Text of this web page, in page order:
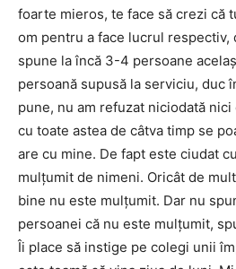
foarte mieros, te face să crezi că
om pentru a face lucrul respectiv,
spune la încă 3-4 persoane
persoană supusă la serviciu, duc
pune, nu am refuzat niciodată
cu toate astea de câtva timp se
are cu mine. De fapt este ciudat
mulţumit de nimeni. Oricât de
bine nu este mulţumit. Dar nu
persoanei că nu este mulţumit,
Îi place să instige pe colegi unii